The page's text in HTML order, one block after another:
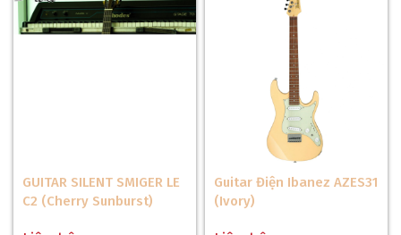
GUITAR SILENT SMIGER LE
C2 (Cherry Sunburst)
Guitar Điện Ibanez AZES31
(Ivory)